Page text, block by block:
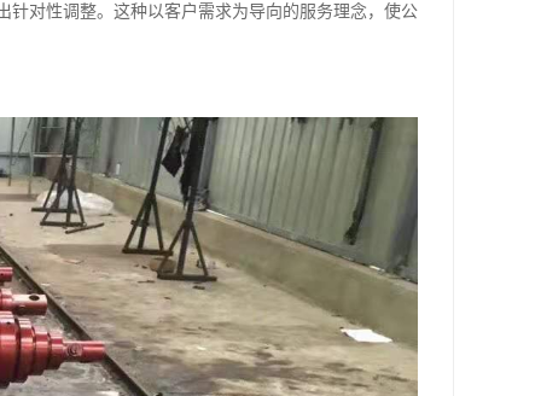
对性调整。这种以客户需求为导向的服务理念，使公